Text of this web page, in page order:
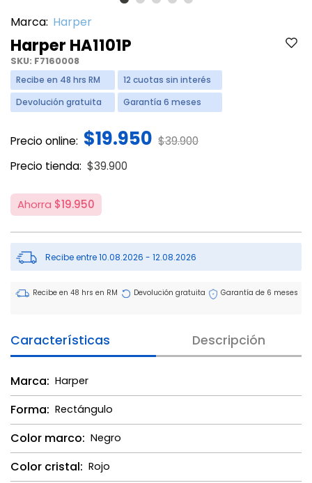
Marca: Harper
Harper HA1101P
SKU: F7160008
Recibe en 48 hrs RM
12 cuotas sin interés
Devolución gratuita
Garantía 6 meses
Precio online: $19.950 Price reduced from
$39.900to
Precio tienda:
Price reduced from
$39.900
Ahorra $19.950
Recibe entre 10.08.2026 - 12.08.2026
Recibe en 48 hrs en RM Devolución gratuita Garantía de 6 meses
Características Descripción
Marca: Harper
Forma: Rectángulo
Color marco: Negro
Color cristal: Rojo